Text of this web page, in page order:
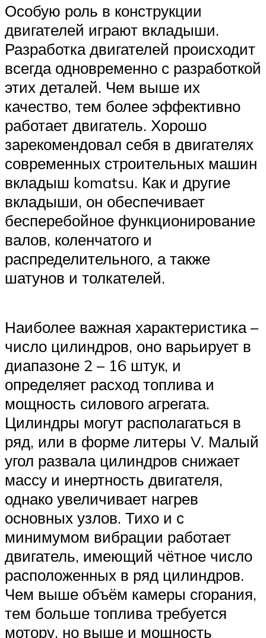
Особую роль в конструкции
двигателей играют вкладыши.
Разработка двигателей происходит
всегда одновременно с разработкой
этих деталей. Чем выше их
качество, тем более эффективно
работает двигатель. Хорошо
зарекомендовал себя в двигателях
современных строительных машин
вкладыш komatsu. Как и другие
вкладыши, он обеспечивает
бесперебойное функционирование
валов, коленчатого и
распределительного, а также
шатунов и толкателей.
Наиболее важная характеристика –
число цилиндров, оно варьирует в
диапазоне 2 – 16 штук, и
определяет расход топлива и
мощность силового агрегата.
Цилиндры могут располагаться в
ряд, или в форме литеры V. Малый
угол развала цилиндров снижает
массу и инертность двигателя,
однако увеличивает нагрев
основных узлов. Тихо и с
минимумом вибрации работает
двигатель, имеющий чётное число
расположенных в ряд цилиндров.
Чем выше объём камеры сгорания,
тем больше топлива требуется
мотору, но выше и мощность